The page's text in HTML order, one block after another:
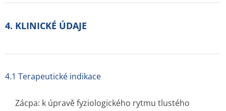
4. KLINICKÉ ÚDAJE
4.1 Terapeutické indikace
Zácpa: k úpravě fyziologického rytmu tlustého